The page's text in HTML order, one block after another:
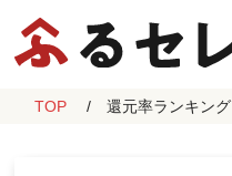
TOP 還元率ランキング